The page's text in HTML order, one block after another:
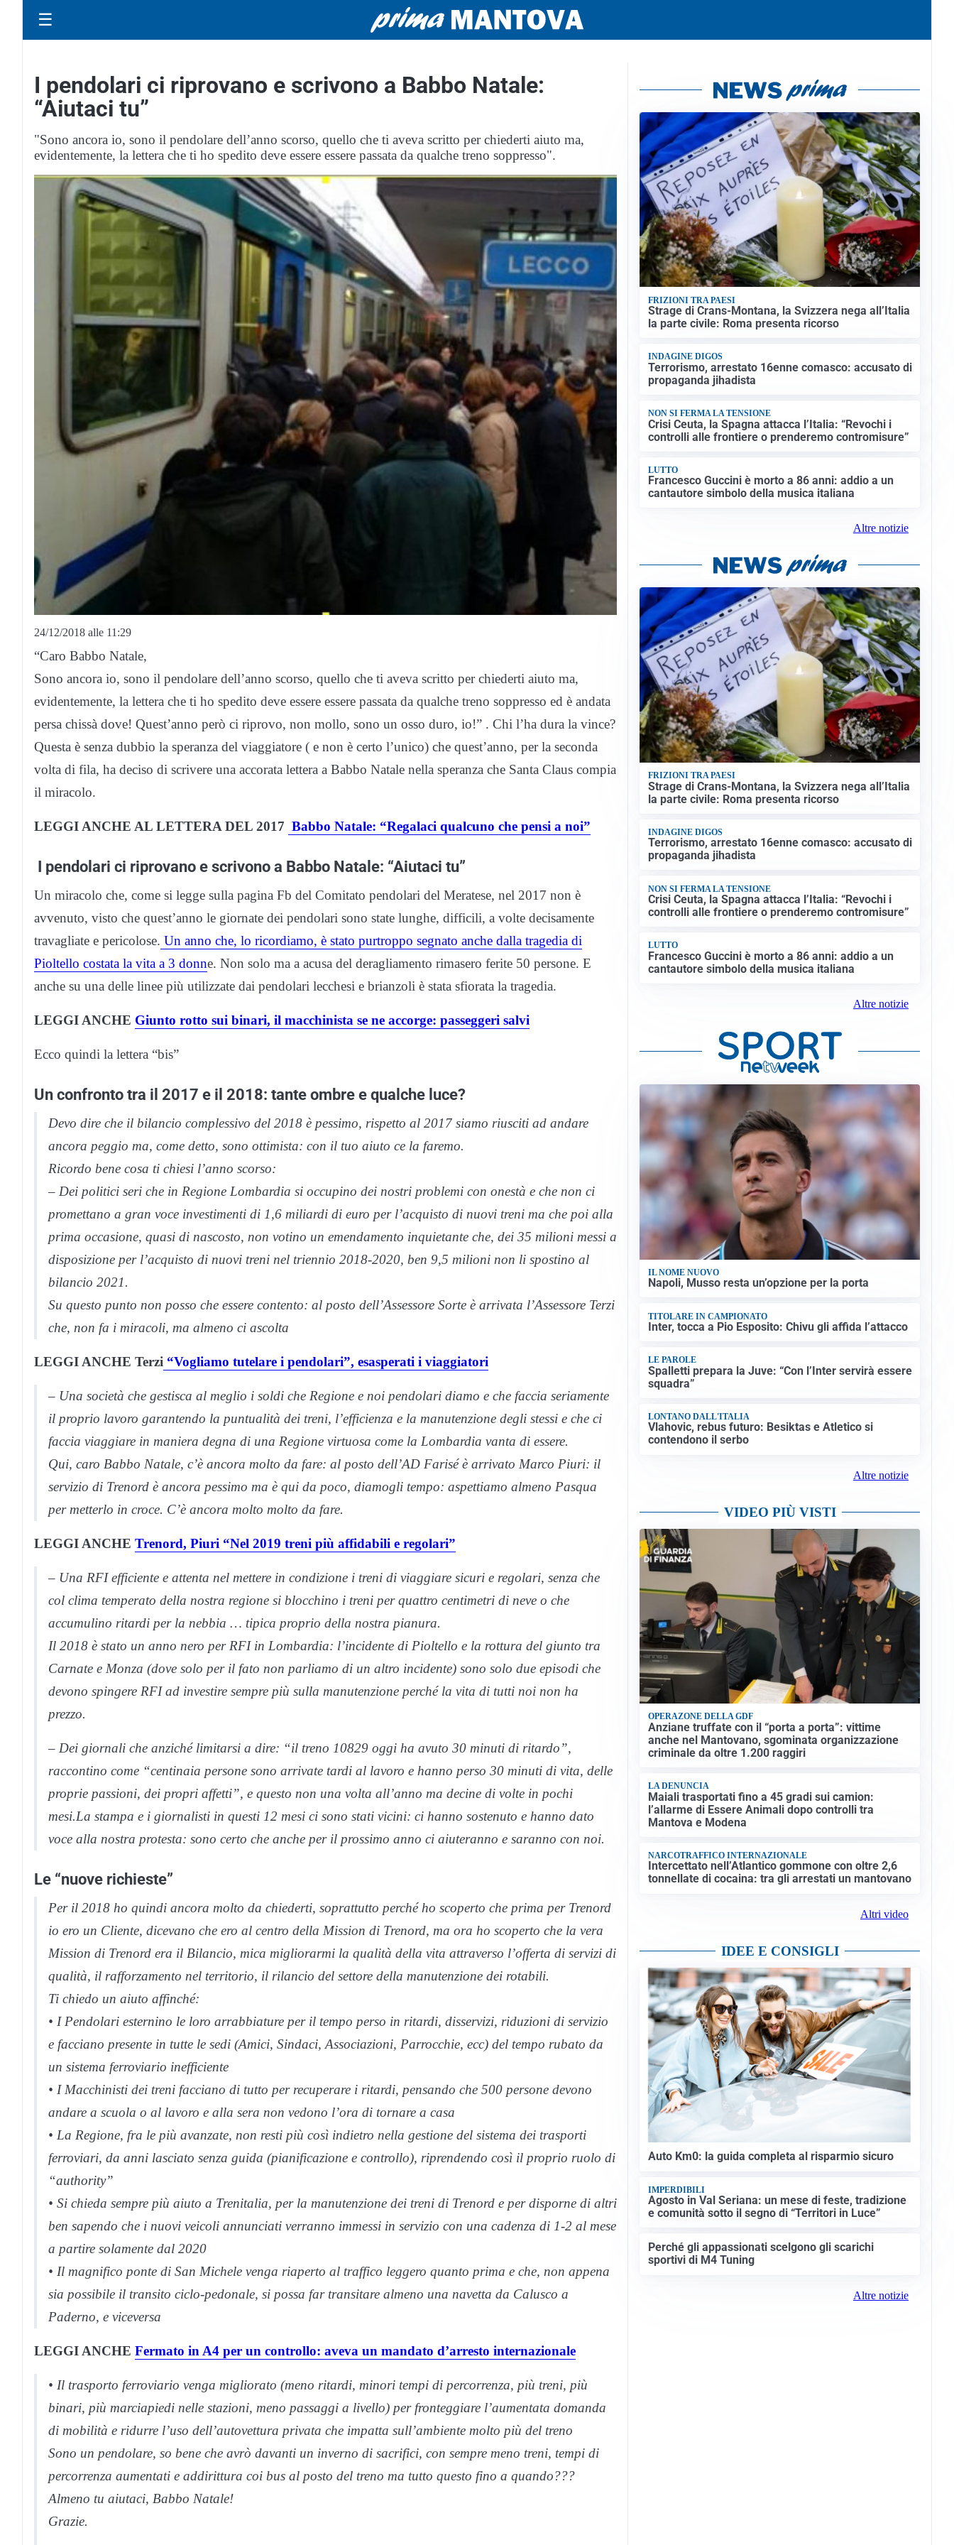
☰
I pendolari ci riprovano e scrivono a Babbo Natale:
“Aiutaci tu”
"Sono ancora io, sono il pendolare dell’anno scorso, quello che ti aveva scritto per chiederti aiuto ma,
evidentemente, la lettera che ti ho spedito deve essere essere passata da qualche treno soppresso".
24/12/2018 alle 11:29
“Caro Babbo Natale,
Sono ancora io, sono il pendolare dell’anno scorso, quello che ti aveva scritto per chiederti aiuto ma,
evidentemente, la lettera che ti ho spedito deve essere essere passata da qualche treno soppresso ed è andata
persa chissà dove! Quest’anno però ci riprovo, non mollo, sono un osso duro, io!” . Chi l’ha dura la vince?
Questa è senza dubbio la speranza del viaggiatore ( e non è certo l’unico) che quest’anno, per la seconda
volta di fila, ha deciso di scrivere una accorata lettera a Babbo Natale nella speranza che Santa Claus compia
il miracolo.
LEGGI ANCHE AL LETTERA DEL 2017 Babbo Natale: “Regalaci qualcuno che pensi a noi”
I pendolari ci riprovano e scrivono a Babbo Natale: “Aiutaci tu”
Un miracolo che, come si legge sulla pagina Fb del Comitato pendolari del Meratese, nel 2017 non è
avvenuto, visto che quest’anno le giornate dei pendolari sono state lunghe, difficili, a volte decisamente
travagliate e pericolose. Un anno che, lo ricordiamo, è stato purtroppo segnato anche dalla tragedia di
Pioltello costata la vita a 3 donne. Non solo ma a acusa del deragliamento rimasero ferite 50 persone. E
anche su una delle linee più utilizzate dai pendolari lecchesi e brianzoli è stata sfiorata la tragedia.
LEGGI ANCHE Giunto rotto sui binari, il macchinista se ne accorge: passeggeri salvi
Ecco quindi la lettera “bis”
Un confronto tra il 2017 e il 2018: tante ombre e qualche luce?
Devo dire che il bilancio complessivo del 2018 è pessimo, rispetto al 2017 siamo riusciti ad andare
ancora peggio ma, come detto, sono ottimista: con il tuo aiuto ce la faremo.
Ricordo bene cosa ti chiesi l’anno scorso:
– Dei politici seri che in Regione Lombardia si occupino dei nostri problemi con onestà e che non ci
promettano a gran voce investimenti di 1,6 miliardi di euro per l’acquisto di nuovi treni ma che poi alla
prima occasione, quasi di nascosto, non votino un emendamento inquietante che, dei 35 milioni messi a
disposizione per l’acquisto di nuovi treni nel triennio 2018-2020, ben 9,5 milioni non li spostino al
bilancio 2021.
Su questo punto non posso che essere contento: al posto dell’Assessore Sorte è arrivata l’Assessore Terzi
che, non fa i miracoli, ma almeno ci ascolta
LEGGI ANCHE Terzi “Vogliamo tutelare i pendolari”, esasperati i viaggiatori
– Una società che gestisca al meglio i soldi che Regione e noi pendolari diamo e che faccia seriamente
il proprio lavoro garantendo la puntualità dei treni, l’efficienza e la manutenzione degli stessi e che ci
faccia viaggiare in maniera degna di una Regione virtuosa come la Lombardia vanta di essere.
Qui, caro Babbo Natale, c’è ancora molto da fare: al posto dell’AD Farisé è arrivato Marco Piuri: il
servizio di Trenord è ancora pessimo ma è qui da poco, diamogli tempo: aspettiamo almeno Pasqua
per metterlo in croce. C’è ancora molto molto da fare.
LEGGI ANCHE Trenord, Piuri “Nel 2019 treni più affidabili e regolari”
– Una RFI efficiente e attenta nel mettere in condizione i treni di viaggiare sicuri e regolari, senza che
col clima temperato della nostra regione si blocchino i treni per quattro centimetri di neve o che
accumulino ritardi per la nebbia … tipica proprio della nostra pianura.
Il 2018 è stato un anno nero per RFI in Lombardia: l’incidente di Pioltello e la rottura del giunto tra
Carnate e Monza (dove solo per il fato non parliamo di un altro incidente) sono solo due episodi che
devono spingere RFI ad investire sempre più sulla manutenzione perché la vita di tutti noi non ha
prezzo.
– Dei giornali che anziché limitarsi a dire: “il treno 10829 oggi ha avuto 30 minuti di ritardo”,
raccontino come “centinaia persone sono arrivate tardi al lavoro e hanno perso 30 minuti di vita, delle
proprie passioni, dei propri affetti”, e questo non una volta all’anno ma decine di volte in pochi
mesi.La stampa e i giornalisti in questi 12 mesi ci sono stati vicini: ci hanno sostenuto e hanno dato
voce alla nostra protesta: sono certo che anche per il prossimo anno ci aiuteranno e saranno con noi.
Le “nuove richieste”
Per il 2018 ho quindi ancora molto da chiederti, soprattutto perché ho scoperto che prima per Trenord
io ero un Cliente, dicevano che ero al centro della Mission di Trenord, ma ora ho scoperto che la vera
Mission di Trenord era il Bilancio, mica migliorarmi la qualità della vita attraverso l’offerta di servizi di
qualità, il rafforzamento nel territorio, il rilancio del settore della manutenzione dei rotabili.
Ti chiedo un aiuto affinché:
• I Pendolari esternino le loro arrabbiature per il tempo perso in ritardi, disservizi, riduzioni di servizio
e facciano presente in tutte le sedi (Amici, Sindaci, Associazioni, Parrocchie, ecc) del tempo rubato da
un sistema ferroviario inefficiente
• I Macchinisti dei treni facciano di tutto per recuperare i ritardi, pensando che 500 persone devono
andare a scuola o al lavoro e alla sera non vedono l’ora di tornare a casa
• La Regione, fra le più avanzate, non resti più così indietro nella gestione del sistema dei trasporti
ferroviari, da anni lasciato senza guida (pianificazione e controllo), riprendendo così il proprio ruolo di
“authority”
• Si chieda sempre più aiuto a Trenitalia, per la manutenzione dei treni di Trenord e per disporne di altri
ben sapendo che i nuovi veicoli annunciati verranno immessi in servizio con una cadenza di 1-2 al mese
a partire solamente dal 2020
• Il magnifico ponte di San Michele venga riaperto al traffico leggero quanto prima e che, non appena
sia possibile il transito ciclo-pedonale, si possa far transitare almeno una navetta da Calusco a
Paderno, e viceversa
LEGGI ANCHE Fermato in A4 per un controllo: aveva un mandato d’arresto internazionale
• Il trasporto ferroviario venga migliorato (meno ritardi, minori tempi di percorrenza, più treni, più
binari, più marciapiedi nelle stazioni, meno passaggi a livello) per fronteggiare l’aumentata domanda
di mobilità e ridurre l’uso dell’autovettura privata che impatta sull’ambiente molto più del treno
Sono un pendolare, so bene che avrò davanti un inverno di sacrifici, con sempre meno treni, tempi di
percorrenza aumentati e addirittura coi bus al posto del treno ma tutto questo fino a quando???
Almeno tu aiutaci, Babbo Natale!
Grazie.
FRIZIONI TRA PAESI
Strage di Crans-Montana, la Svizzera nega all’Italia
la parte civile: Roma presenta ricorso
INDAGINE DIGOS
Terrorismo, arrestato 16enne comasco: accusato di
propaganda jihadista
NON SI FERMA LA TENSIONE
Crisi Ceuta, la Spagna attacca l’Italia: “Revochi i
controlli alle frontiere o prenderemo contromisure”
LUTTO
Francesco Guccini è morto a 86 anni: addio a un
cantautore simbolo della musica italiana
Altre notizie
FRIZIONI TRA PAESI
Strage di Crans-Montana, la Svizzera nega all’Italia
la parte civile: Roma presenta ricorso
INDAGINE DIGOS
Terrorismo, arrestato 16enne comasco: accusato di
propaganda jihadista
NON SI FERMA LA TENSIONE
Crisi Ceuta, la Spagna attacca l’Italia: “Revochi i
controlli alle frontiere o prenderemo contromisure”
LUTTO
Francesco Guccini è morto a 86 anni: addio a un
cantautore simbolo della musica italiana
Altre notizie
IL NOME NUOVO
Napoli, Musso resta un’opzione per la porta
TITOLARE IN CAMPIONATO
Inter, tocca a Pio Esposito: Chivu gli affida l’attacco
LE PAROLE
Spalletti prepara la Juve: “Con l’Inter servirà essere
squadra”
LONTANO DALL'ITALIA
Vlahovic, rebus futuro: Besiktas e Atletico si
contendono il serbo
Altre notizie
VIDEO PIÙ VISTI
OPERAZONE DELLA GDF
Anziane truffate con il “porta a porta”: vittime
anche nel Mantovano, sgominata organizzazione
criminale da oltre 1.200 raggiri
LA DENUNCIA
Maiali trasportati fino a 45 gradi sui camion:
l’allarme di Essere Animali dopo controlli tra
Mantova e Modena
NARCOTRAFFICO INTERNAZIONALE
Intercettato nell’Atlantico gommone con oltre 2,6
tonnellate di cocaina: tra gli arrestati un mantovano
Altri video
IDEE E CONSIGLI
Auto Km0: la guida completa al risparmio sicuro
IMPERDIBILI
Agosto in Val Seriana: un mese di feste, tradizione
e comunità sotto il segno di “Territori in Luce”
Perché gli appassionati scelgono gli scarichi
sportivi di M4 Tuning
Altre notizie